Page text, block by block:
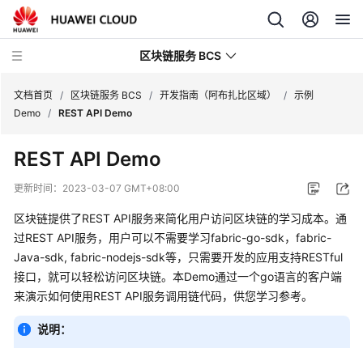
区块链服务 BCS
新
动
产
品
介
绍
计
文档首页 / 区块链服务 BCS / 开发指南（阿布扎比区域） / 示例
Demo / REST API Demo
REST API Demo
更新时间： 2023-03-07 GMT+08:00
区块链提供了REST API服务来简化用户访问区块链的学习成本。通
过REST API服务，用户可以不需要学习fabric-go-sdk，fabric-
Java-sdk, fabric-nodejs-sdk等，只需要开发的应用支持RESTful
接口，就可以轻松访问区块链。本Demo通过一个go语言的客户端
来演示如何使用REST API服务调用链代码，供您学习参考。
说明：